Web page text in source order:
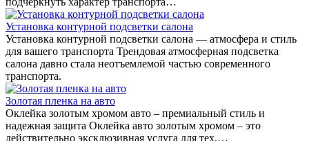
Установка контурной подсветки салона
Установка контурной подсветки салона — атмосфера и стиль
для вашего транспорта Трендовая атмосферная подсветка
салона давно стала неотъемлемой частью современного
транспорта.
Золотая пленка на авто
Оклейка золотым хромом авто – премиальный стиль и
надежная защита Оклейка авто золотым хромом – это
действительно эксклюзивная услуга для тех,…